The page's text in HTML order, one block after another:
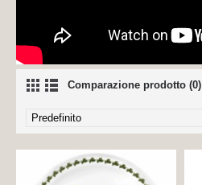
Comparazione prodotto (0)